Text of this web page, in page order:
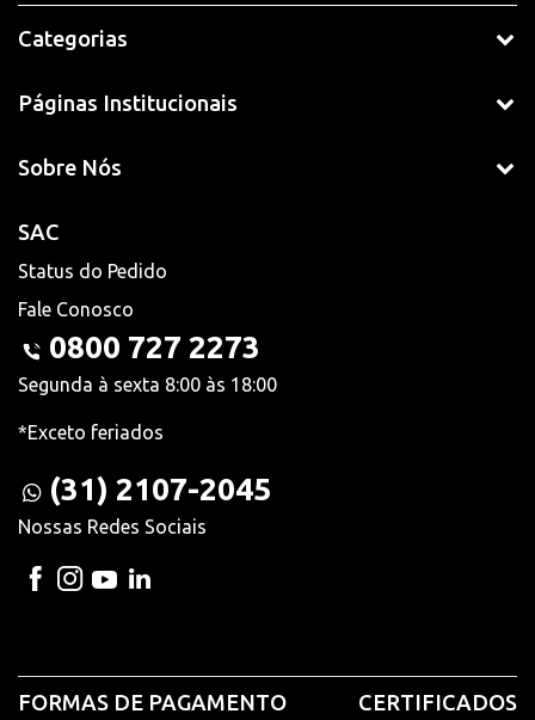
Categorias
Páginas Institucionais
Sobre Nós
SAC
Status do Pedido
Fale Conosco
0800 727 2273
Segunda à sexta 8:00 às 18:00
*Exceto feriados
(31) 2107-2045
Nossas Redes Sociais
FORMAS DE PAGAMENTO CERTIFICADOS